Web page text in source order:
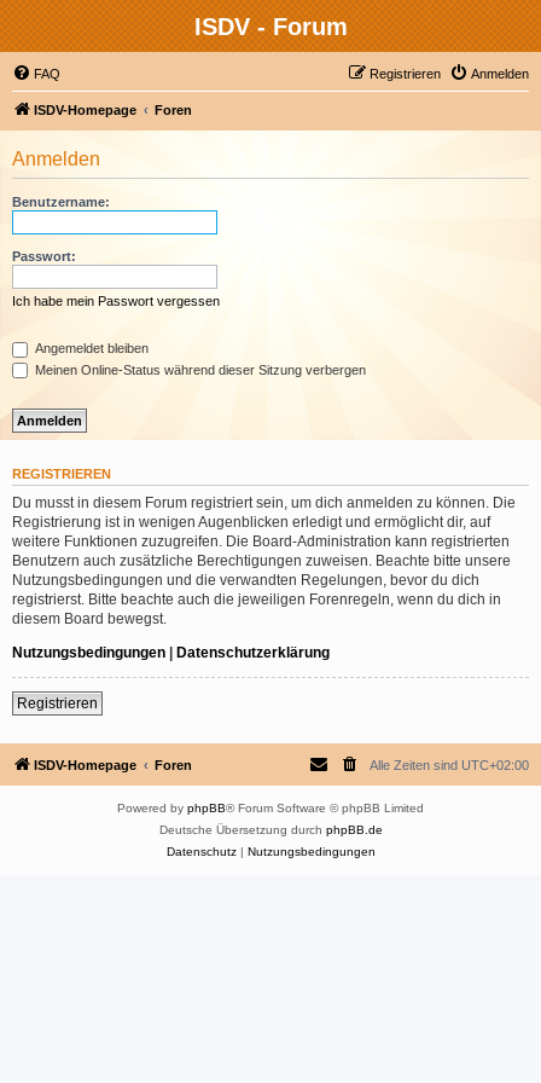
ISDV - Forum
FAQ Anmelden
Registrieren
ISDV-Homepage Foren
Anmelden
Benutzername:
Passwort:
Ich habe mein Passwort vergessen
Angemeldet bleiben
Meinen Online-Status während dieser Sitzung verbergen
REGISTRIEREN
Du musst in diesem Forum registriert sein, um dich anmelden zu können. Die
Registrierung ist in wenigen Augenblicken erledigt und ermöglicht dir, auf
weitere Funktionen zuzugreifen. Die Board-Administration kann registrierten
Benutzern auch zusätzliche Berechtigungen zuweisen. Beachte bitte unsere
Nutzungsbedingungen und die verwandten Regelungen, bevor du dich
registrierst. Bitte beachte auch die jeweiligen Forenregeln, wenn du dich in
diesem Board bewegst.
Nutzungsbedingungen | Datenschutzerklärung
Registrieren
ISDV-Homepage Foren Alle Zeiten sind UTC+02:00
Powered by phpBB® Forum Software © phpBB Limited
Deutsche Übersetzung durch phpBB.de
Datenschutz| Nutzungsbedingungen